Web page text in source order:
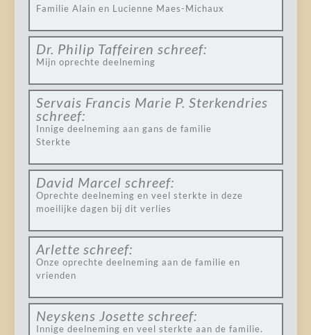
Familie Alain en Lucienne Maes-Michaux
Dr. Philip Taffeiren schreef:
Mijn oprechte deelneming
Servais Francis Marie P. Sterkendries
schreef:
Innige deelneming aan gans de familie
Sterkte
David Marcel schreef:
Oprechte deelneming en veel sterkte in deze
moeilijke dagen bij dit verlies
Arlette schreef:
Onze oprechte deelneming aan de familie en
vrienden
Neyskens Josette schreef:
Innige deelneming en veel sterkte aan de familie.